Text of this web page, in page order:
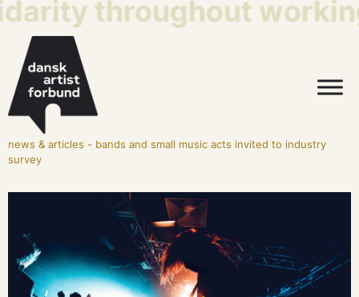
throughout
news & articles - bands and small music acts invited to industry
survey